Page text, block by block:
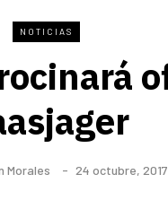
NOTICIAS
Morales 24 octubre, 2017